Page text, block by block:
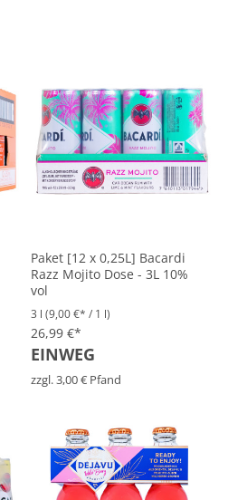
Paket [12 x 0,25L] Bacardi
Razz Mojito Dose - 3L 10%
vol
3 l (9,00 €* / 1 l)
26,99 €*
EINWEG
zzgl. 3,00 € Pfand